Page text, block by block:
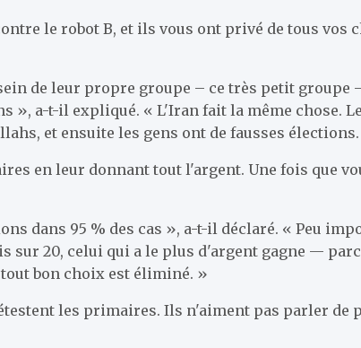
le robot B, et ils vous ont privé de tous vos
de leur propre groupe – ce très petit
», a-t-il expliqué. « L'Iran fait la même chose.
et ensuite les gens ont de fausses
en leur donnant tout l'argent. Une fois que
dans 95 % des cas », a-t-il déclaré. « Peu
20, celui qui a le plus d'argent gagne —
bon choix est éliminé. »
les primaires. Ils n'aiment pas parler de